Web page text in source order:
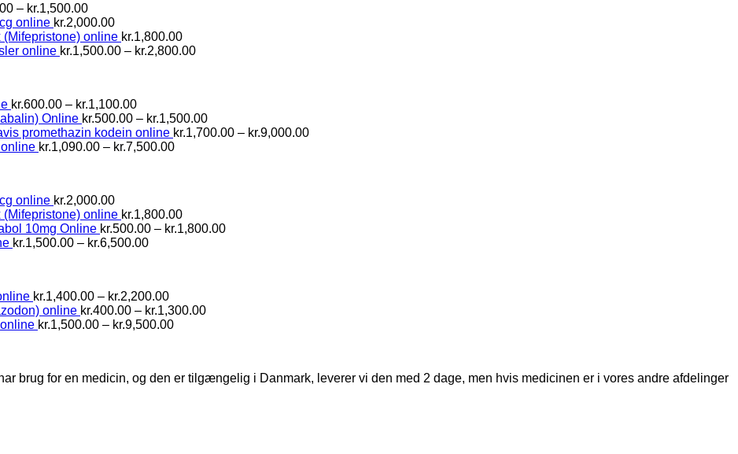
– kr.1,500.00Prisinterval:
kr.800.00
til
kr.1,500.00
online kr.2,000.00
(Mifepristone) online kr.1,800.00
online kr.1,500.00 – kr.2,800.00Prisinterval:
kr.600.00 – kr.1,100.00Prisinterval:
kr.600.00
til
kr.1,100.00
Online kr.500.00 – kr.1,500.00Prisinterval:
kr.500.00
promethazin kodein online kr.1,700.00 – kr.9,000.00Prisinterval:
kr.1,090.00 – kr.7,500.00Prisinterval:
online kr.2,000.00
(Mifepristone) online kr.1,800.00
10mg Online kr.500.00 – kr.1,800.00Prisinterval:
kr.1,500.00 – kr.6,500.00Prisinterval:
kr.1,400.00 – kr.2,200.00Prisinterval:
kr.1,400.00
til
online kr.400.00 – kr.1,300.00Prisinterval:
kr.1,500.00 – kr.9,500.00Prisinterval:
brug for en medicin, og den er tilgængelig i Danmark, leverer vi den med 2 dage, men hvis medicinen er i vores andre afdelinger